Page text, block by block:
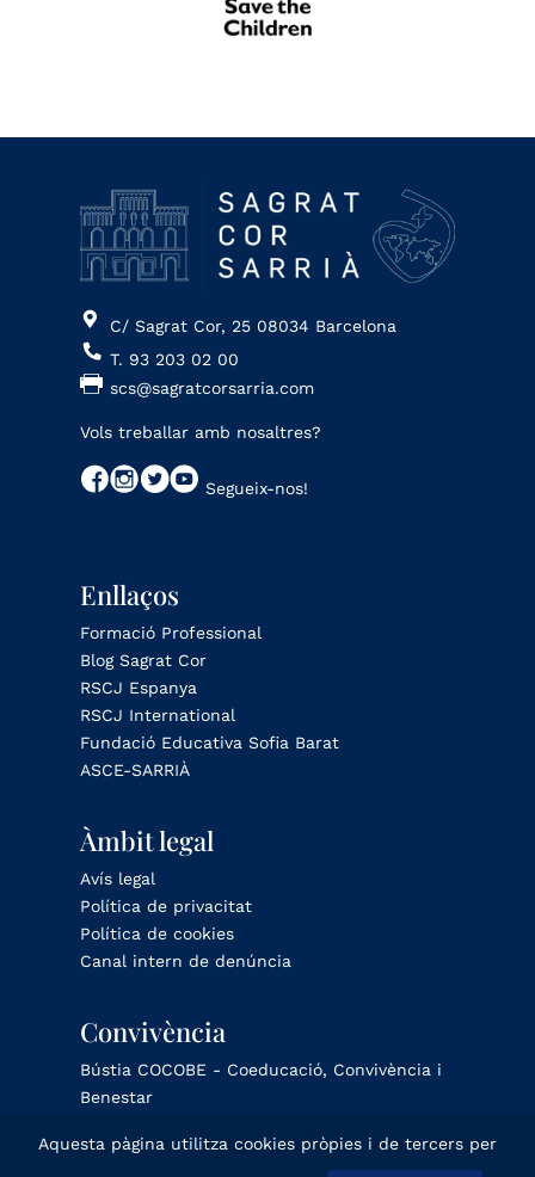
C/ Sagrat Cor, 25 08034 Barcelona
T. 93 203 02 00
scs@sagratcorsarria.com
Vols treballar amb nosaltres?
Segueix-nos!
Enllaços
Formació Professional
Blog Sagrat Cor
RSCJ Espanya
RSCJ International
Fundació Educativa Sofia Barat
ASCE-SARRIÀ
Àmbit legal
Avís legal
Política de privacitat
Política de cookies
Canal intern de denúncia
Convivència
Bústia COCOBE - Coeducació, Convivència i
Benestar
Aquesta pàgina utilitza cookies pròpies i de tercers per